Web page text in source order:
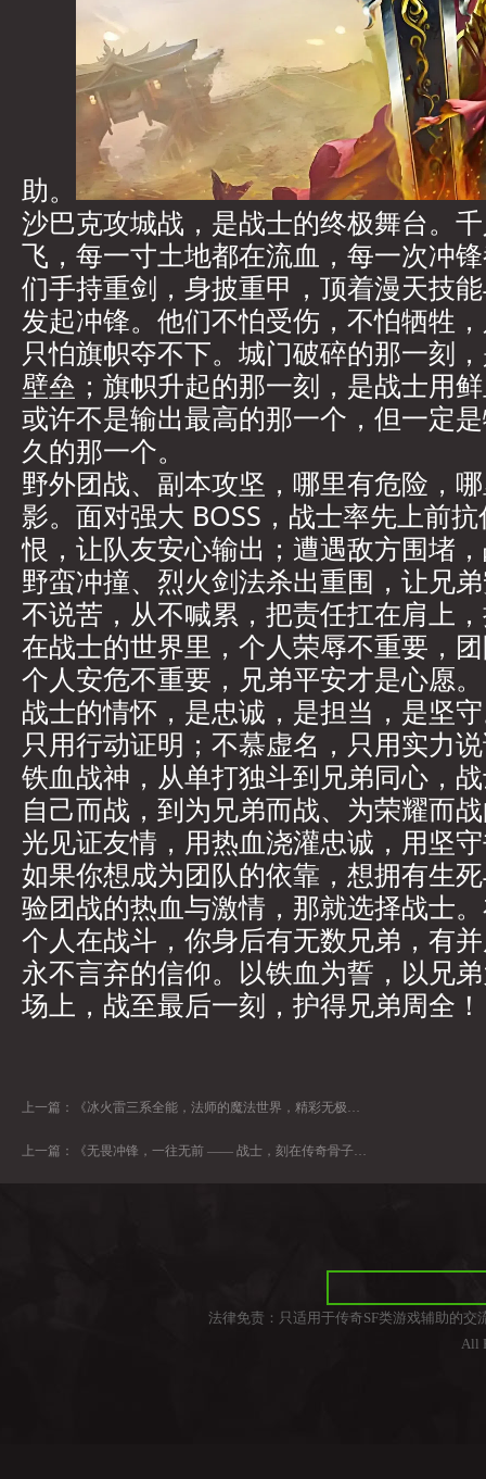
助。
沙巴克攻城战，是战士的终极舞台。
飞，每一寸土地都在流血，每一次冲
们手持重剑，身披重甲，顶着漫天技
发起冲锋。他们不怕受伤，不怕牺牲
只怕旗帜夺不下。城门破碎的那一刻
壁垒；旗帜升起的那一刻，是战士用
或许不是输出最高的那一个，但一定
久的那一个。
野外团战、副本攻坚，哪里有危险，
影。面对强大 BOSS，战士率先上前
恨，让队友安心输出；遭遇敌方围堵
野蛮冲撞、烈火剑法杀出重围，让兄
不说苦，从不喊累，把责任扛在肩上
在战士的世界里，个人荣辱不重要，
个人安危不重要，兄弟平安才是心愿。
战士的情怀，是忠诚，是担当，是坚
只用行动证明；不慕虚名，只用实力
铁血战神，从单打独斗到兄弟同心，
自己而战，到为兄弟而战、为荣耀而
光见证友情，用热血浇灌忠诚，用坚
如果你想成为团队的依靠，想拥有生
验团战的热血与激情，那就选择战士
个人在战斗，你身后有无数兄弟，有
永不言弃的信仰。以铁血为誓，以兄
场上，战至最后一刻，护得兄弟周全！
上一篇： 《冰火雷三系全能，法师的魔法世界，精彩无极限！》
上一篇： 《无畏冲锋，一往无前 —— 战士，刻在传奇骨子里的战斗精神》
法律免责：只适用于传奇SF类游戏辅助的
All